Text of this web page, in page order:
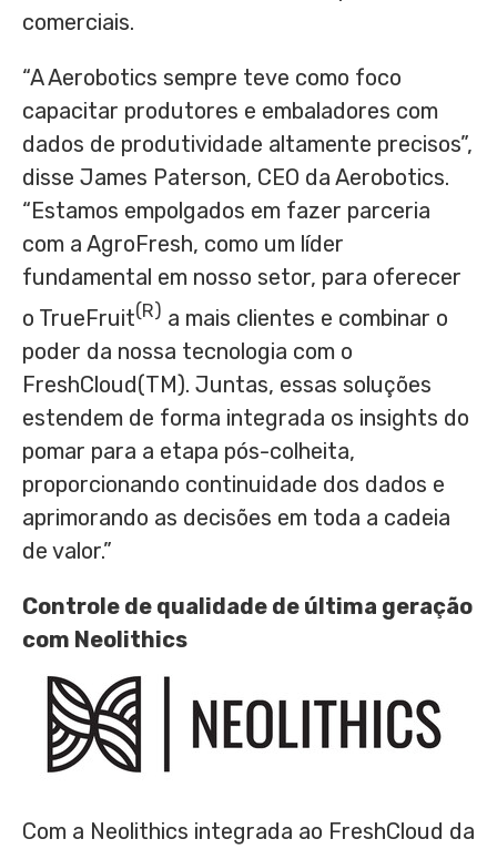
comerciais.
“A Aerobotics sempre teve como foco
capacitar produtores e embaladores com
dados de produtividade altamente precisos”,
disse James Paterson, CEO da Aerobotics.
“Estamos empolgados em fazer parceria
com a AgroFresh, como um líder
fundamental em nosso setor, para oferecer
o TrueFruit(R) a mais clientes e combinar o
poder da nossa tecnologia com o
FreshCloud(TM). Juntas, essas soluções
estendem de forma integrada os insights do
pomar para a etapa pós-colheita,
proporcionando continuidade dos dados e
aprimorando as decisões em toda a cadeia
de valor.”
Controle de qualidade de última geração
com Neolithics
Com a Neolithics integrada ao FreshCloud da